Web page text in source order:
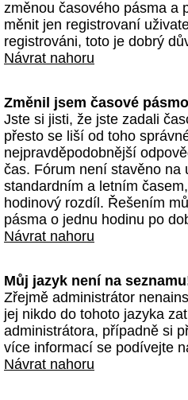
změnou časového pásma a
měnit jen registrovaní
registrováni, toto je dobrý
Návrat nahoru
Změnil jsem časové
Jste si jisti, že jste zadali
přesto se liší od toho
nejpravděpodobnější
čas. Fórum není stavěno na
standardním a letním
hodinový rozdíl. Řešením
pásma o jednu hodinu po
Návrat nahoru
Můj jazyk není na
Zřejmě administrátor
jej nikdo do tohoto jazyka
administrátora, případně si
více informací se podívejte
Návrat nahoru